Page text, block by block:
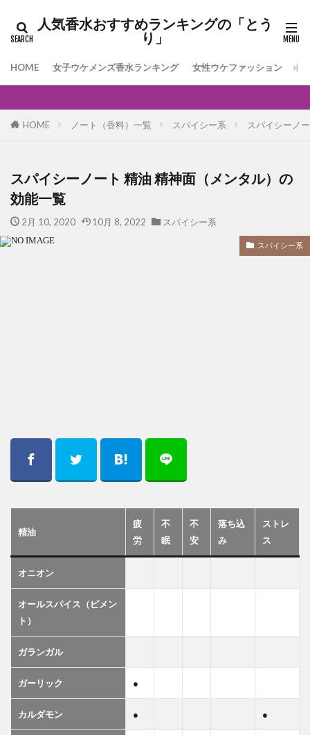
人気香水おすすめランキングの「とう
り」
HOME 女子ウケメンズ香水ランキング 女性ウケファッション [年
HOME ノート（香料）一覧 スパイシー系 スパイシーノ
スパイシーノート 精油 精神面（メンタル）の
効能一覧
2月 10, 2020 10月 8, 2022 スパイシー系
スパイシー系
精油
疲
労
不
眠
不
安
落ち込
み
ストレ
ス
オニオン
オールスパイス（ピメン
ト）
ガランガル
ガーリック ●
カルダモン ● ●